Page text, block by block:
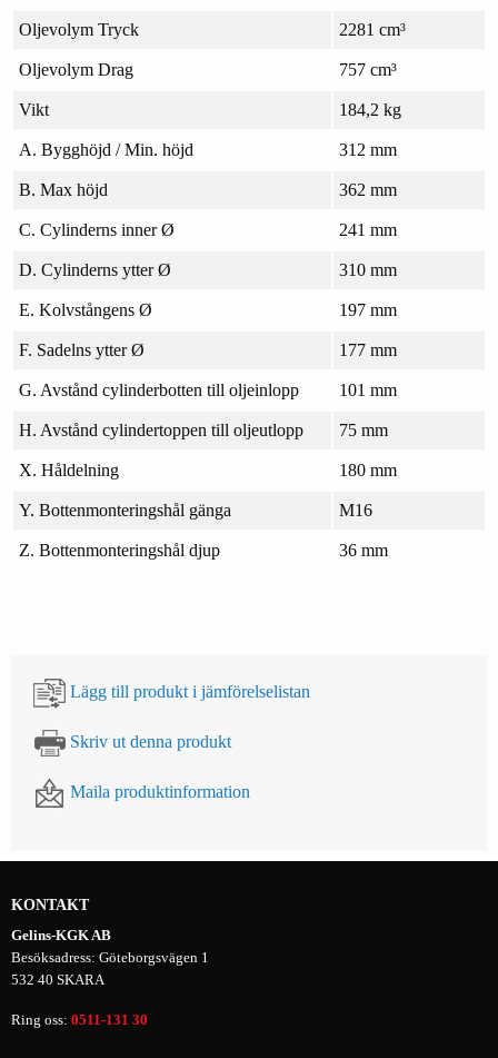
Oljevolym Tryck 2281 cm³
Oljevolym Drag 757 cm³
Vikt 184,2 kg
A. Bygghöjd / Min. höjd 312 mm
B. Max höjd 362 mm
C. Cylinderns inner Ø 241 mm
D. Cylinderns ytter Ø 310 mm
E. Kolvstångens Ø 197 mm
F. Sadelns ytter Ø 177 mm
G. Avstånd cylinderbotten till oljeinlopp 101 mm
H. Avstånd cylindertoppen till oljeutlopp 75 mm
X. Håldelning 180 mm
Y. Bottenmonteringshål gänga M16
Z. Bottenmonteringshål djup 36 mm
Lägg till produkt i jämförelselistan
Skriv ut denna produkt
Maila produktinformation
KONTAKT
Gelins-KGK AB
Besöksadress: Göteborgsvägen 1
532 40 SKARA
Ring oss: 0511-131 30